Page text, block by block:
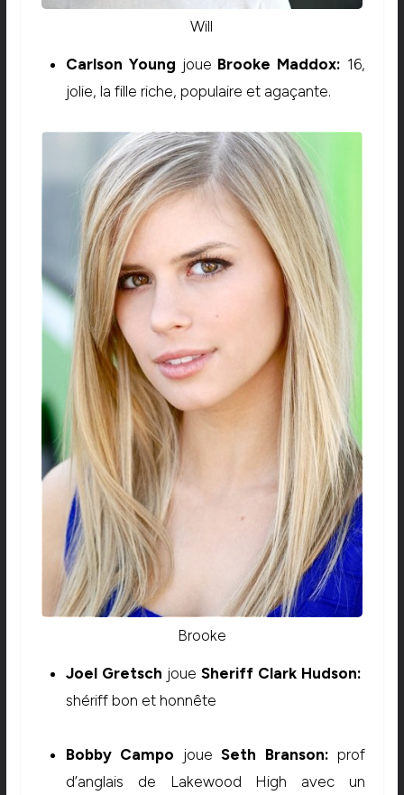
Will
Carlson Young joue Brooke Maddox: 16,
jolie, la fille riche, populaire et agaçante.
Brooke
Joel Gretsch joueSheriff Clark Hudson:
shériff bon et honnête
Bobby Campo joueSeth Branson: prof
d’anglais de Lakewood High avec un